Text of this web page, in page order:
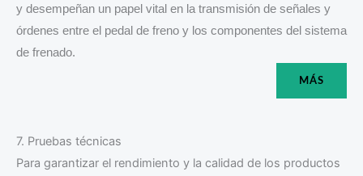
y desempeñan un papel vital en la transmisión de señales y
órdenes entre el pedal de freno y los componentes del sistema
de frenado.
MÁS
7. Pruebas técnicas
Para garantizar el rendimiento y la calidad de los productos